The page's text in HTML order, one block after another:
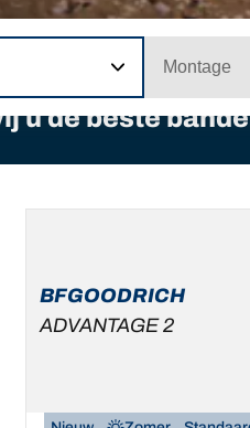
Montage
u de beste
BFGOODRICH
ADVANTAGE 2